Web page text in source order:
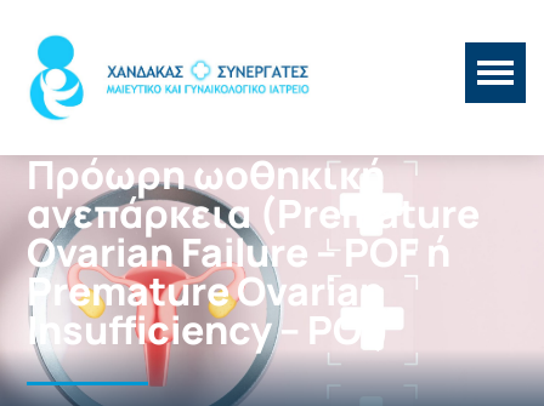
Πρόωρη ωοθηκική
ανεπάρκεια (Premature
Ovarian Failure – POF ή
Premature Ovarian
Insufficiency – POI)